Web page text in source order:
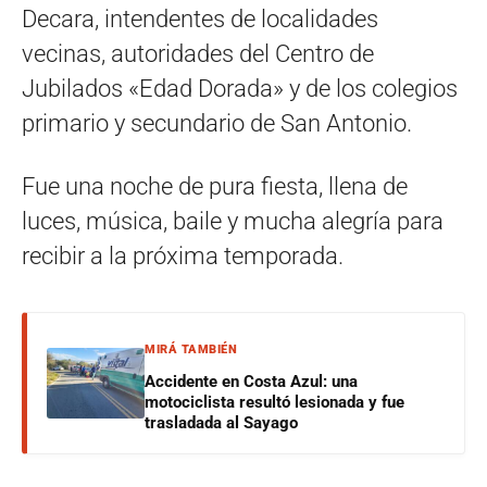
Decara, intendentes de localidades
vecinas, autoridades del Centro de
Jubilados «Edad Dorada» y de los colegios
primario y secundario de San Antonio.
Fue una noche de pura fiesta, llena de
luces, música, baile y mucha alegría para
recibir a la próxima temporada.
MIRÁ TAMBIÉN
Accidente en Costa Azul: una
motociclista resultó lesionada y fue
trasladada al Sayago